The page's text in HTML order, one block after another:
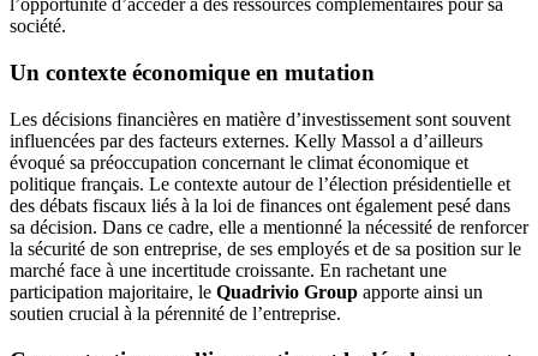
l’opportunité d’accéder à des ressources complémentaires pour sa
société.
Un contexte économique en mutation
Les décisions financières en matière d’investissement sont souvent
influencées par des facteurs externes. Kelly Massol a d’ailleurs
évoqué sa préoccupation concernant le climat économique et
politique français. Le contexte autour de l’élection présidentielle et
des débats fiscaux liés à la loi de finances ont également pesé dans
sa décision. Dans ce cadre, elle a mentionné la nécessité de renforcer
la sécurité de son entreprise, de ses employés et de sa position sur le
marché face à une incertitude croissante. En rachetant une
participation majoritaire, le Quadrivio Group apporte ainsi un
soutien crucial à la pérennité de l’entreprise.